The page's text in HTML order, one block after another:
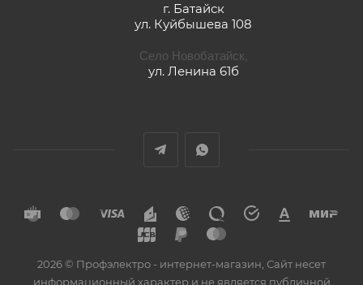
г. Батайск
ул. Куйбышева 108
Село Новобатайск,
ул. Ленина 61б
2026 © Профэлектро - интернет-магазин, Сайт несет
информационный характер и не является публичной